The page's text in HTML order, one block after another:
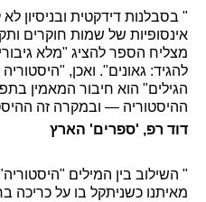
" בסבלנות דידקטית ובניסיון
אינסופיות של שמות חוקרים
מצליח הספר להציג "מלא
להגיד: גאונים". ואכן,
הגילים" הוא חיבור המאמין
ההיסטוריה — ובמקרה זה
דוד רפ, 'ספרים' הארץ
" השילוב בין המילים
מאיתנו כשניתקל בו על כריכה